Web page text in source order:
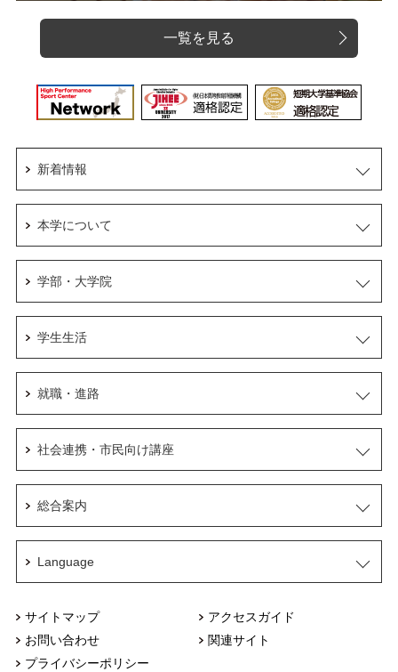
一覧を見る
サイトマップ
アクセスガイド
お問い合わせ
関連サイト
プライバシーポリシー
新着情報
本学について
学部・大学院
学生生活
就職・進路
社会連携・市民向け講座
総合案内
Language